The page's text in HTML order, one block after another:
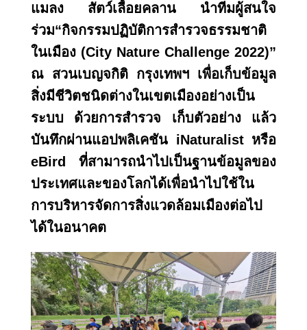
แมลง สัตว์เลื้อยคลาน นำทีมผู้สนใจ
ร่วม“กิจกรรมปฏิบัติการสำรวจธรรมชาติ
ในเมือง (City Nature Challenge 2022)”
ณ สวนเบญจกิติ กรุงเทพฯ เพื่อเก็บข้อมูล
สิ่งมีชีวิตชนิดต่างในเขตเมืองอย่างเป็น
ระบบ ด้วยการสำรวจ เก็บตัวอย่าง แล้ว
บันทึกผ่านแอปพลิเคชัน iNaturalist หรือ
eBird ที่สามารถนำไปเป็นฐานข้อมูลของ
ประเทศและของโลกได้เพื่อนำไปใช้ใน
การบริหารจัดการสิ่งแวดล้อมเมืองต่อไป
ได้ในอนาคต